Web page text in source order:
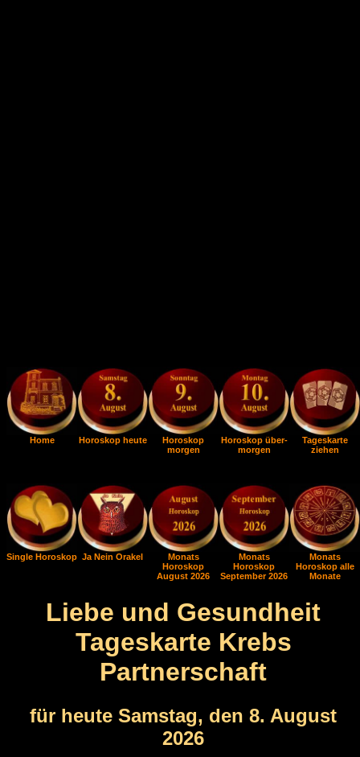
Home Horoskop heute
Horoskop
morgen
Horoskop über-
morgen
Tageskarte
ziehen
Single Horoskop Ja Nein Orakel
Monats
Horoskop
August 2026
Monats
Horoskop
September 2026
Monats
Horoskop alle
Monate
Liebe und Gesundheit
Tageskarte Krebs
Partnerschaft
für heute Samstag, den 8. August
2026